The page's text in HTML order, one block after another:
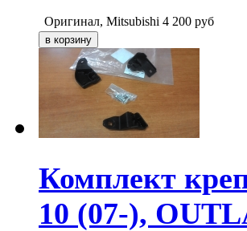
Оригинал, Mitsubishi 4 200 руб
Комплект
10 (07-),